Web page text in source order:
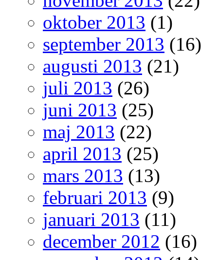
oktober 2013 (1)
september 2013 (16)
augusti 2013 (21)
juli 2013 (26)
juni 2013 (25)
maj 2013 (22)
april 2013 (25)
mars 2013 (13)
februari 2013 (9)
januari 2013 (11)
december 2012 (16)